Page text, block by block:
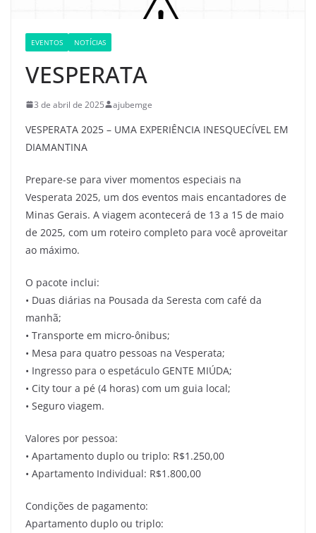
EVENTOS NOTÍCIAS
VESPERATA
3 de abril de 2025 ajubemge
VESPERATA 2025 – UMA EXPERIÊNCIA INESQUECÍVEL EM
DIAMANTINA
Prepare-se para viver momentos especiais na
Vesperata 2025, um dos eventos mais encantadores de
Minas Gerais. A viagem acontecerá de 13 a 15 de maio
de 2025, com um roteiro completo para você aproveitar
ao máximo.
O pacote inclui:
• Duas diárias na Pousada da Seresta com café da
manhã;
• Transporte em micro-ônibus;
• Mesa para quatro pessoas na Vesperata;
• Ingresso para o espetáculo GENTE MIÚDA;
• City tour a pé (4 horas) com um guia local;
• Seguro viagem.
Valores por pessoa:
• Apartamento duplo ou triplo: R$1.250,00
• Apartamento Individual: R$1.800,00
Condições de pagamento:
Apartamento duplo ou triplo: